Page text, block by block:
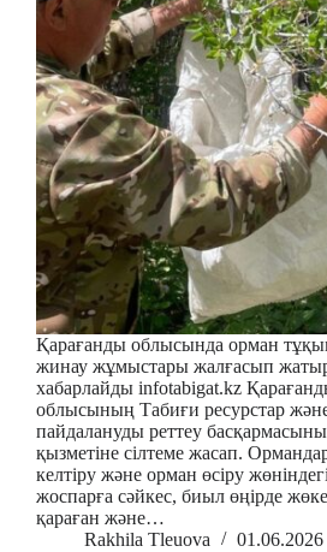
Қарағанды облысында орман
жинау жұмыстары жалғасып
хабарлайды infotabigat.kz
облысының Табиғи ресурстар
пайдалануды реттеу
қызметіне сілтеме жасап.
келтіру және орман өсіру
жоспарға сәйкес, биыл өңірде
қараған және…
Rakhila Tleuova
01.06.2026